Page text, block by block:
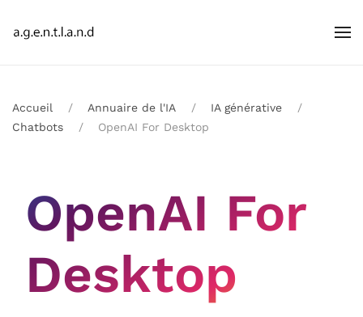
Accueil Annuaire de l'IA
IA générative
Chatbots
OpenAI For Desktop
OpenAI For
Desktop